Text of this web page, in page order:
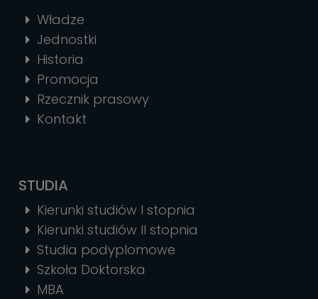
Władze
Jednostki
Historia
Promocja
Rzecznik prasowy
Kontakt
STUDIA
Kierunki studiów I stopnia
Kierunki studiów II stopnia
Studia podyplomowe
Szkoła Doktorska
MBA